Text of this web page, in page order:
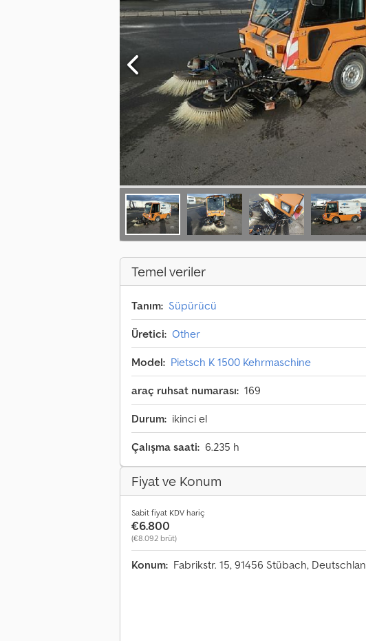
Temel veriler
Tanım: Süpürücü
Üretici: Other
Model: Pietsch K 1500 Kehrmaschine
araç ruhsat numarası: 169
Durum: ikinci el
Çalışma saati: 6.235 h
Fiyat ve Konum
Sabit fiyat KDV hariç
€6.800
(€8.092 brüt)
Konum: Fabrikstr. 15, 91456 Stübach,